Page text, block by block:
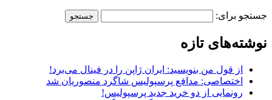
جستجو برای:
نوشته‌های تازه
از قول من بنویسید: ایران ژاپن را در فینال می‌برد!
اختصاصی: مدافع پرسپولیس شاگرد منصوریان شد
رونمایی از دو خرید جدید پرسپولیس!